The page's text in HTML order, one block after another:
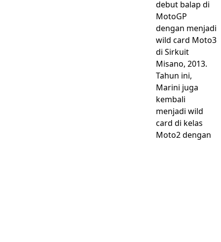
debut balap di
MotoGP
dengan menjadi
wild card Moto3
di Sirkuit
Misano, 2013.
Tahun ini,
Marini juga
kembali
menjadi wild
card di kelas
Moto2 dengan